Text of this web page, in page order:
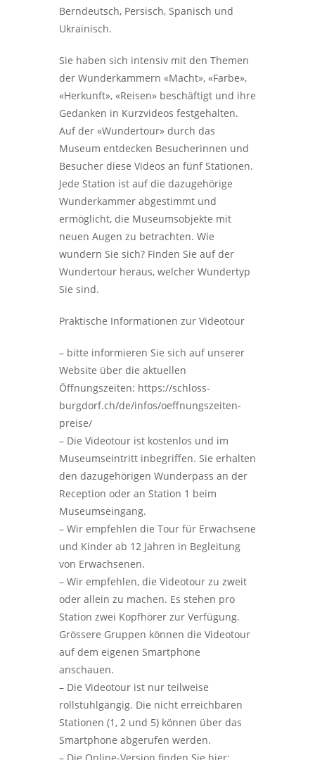
Berndeutsch, Persisch, Spanisch und
Ukrainisch.
Sie haben sich intensiv mit den Themen
der Wunderkammern «Macht», «Farbe»,
«Herkunft», «Reisen» beschäftigt und ihre
Gedanken in Kurzvideos festgehalten.
Auf der «Wundertour» durch das
Museum entdecken Besucherinnen und
Besucher diese Videos an fünf Stationen.
Jede Station ist auf die dazugehörige
Wunderkammer abgestimmt und
ermöglicht, die Museumsobjekte mit
neuen Augen zu betrachten. Wie
wundern Sie sich? Finden Sie auf der
Wundertour heraus, welcher Wundertyp
Sie sind.
Praktische Informationen zur Videotour
– bitte informieren Sie sich auf unserer
Website über die aktuellen
Öffnungszeiten: https://schloss-
burgdorf.ch/de/infos/oeffnungszeiten-
preise/
– Die Videotour ist kostenlos und im
Museumseintritt inbegriffen. Sie erhalten
den dazugehörigen Wunderpass an der
Reception oder an Station 1 beim
Museumseingang.
– Wir empfehlen die Tour für Erwachsene
und Kinder ab 12 Jahren in Begleitung
von Erwachsenen.
– Wir empfehlen, die Videotour zu zweit
oder allein zu machen. Es stehen pro
Station zwei Kopfhörer zur Verfügung.
Grössere Gruppen können die Videotour
auf dem eigenen Smartphone
anschauen.
– Die Videotour ist nur teilweise
rollstuhlgängig. Die nicht erreichbaren
Stationen (1, 2 und 5) können über das
Smartphone abgerufen werden.